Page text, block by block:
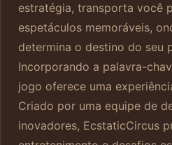
estratégia, transporta você
espetáculos memoráveis,
determina o destino do seu
Incorporando a palavra-
jogo oferece uma
Criado por uma equipe de
inovadores, EcstaticCircus